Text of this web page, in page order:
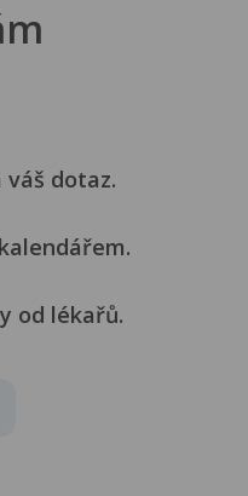
váš dotaz.
od lékařů.